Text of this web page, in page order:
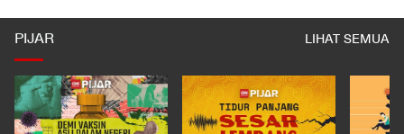
PIJAR LIHAT SEMUA